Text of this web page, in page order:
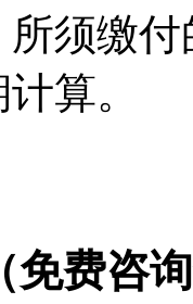
所须缴
算。
免费咨